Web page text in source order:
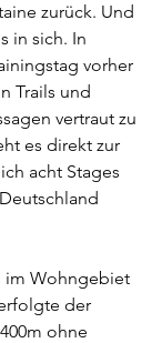
zurück. Und
in sich. In
vorher
Trails und
vertraut zu
es direkt zur
acht Stages
im Wohngebiet
der
ohne